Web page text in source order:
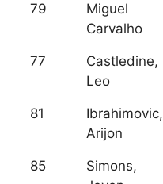
79
Miguel
Carvalho
77
Castledine,
Leo
81
Ibrahimovic,
Arijon
85
Simons,